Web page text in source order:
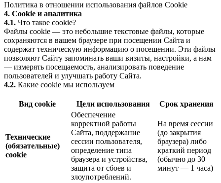
Политика в отношении использования файлов Cookie
4. Cookie и аналитика
4.1. Что такое cookie?
Файлы cookie — это небольшие текстовые файлы, которые
сохраняются в вашем браузере при посещении Сайта и
содержат техническую информацию о посещении. Эти файлы
позволяют Сайту запоминать ваши визиты, настройки, а нам
— измерять посещаемость, анализировать поведение
пользователей и улучшать работу Сайта.
4.2. Какие cookie мы используем
Вид cookie Цели использования Срок хранения
Технические
(обязательные)
cookie
Обеспечение
корректной работы
Сайта, поддержание
сессии пользователя,
определение типа
браузера и устройства,
защита от сбоев и
злоупотреблений.
На время сессии
(до закрытия
браузера) либо
краткий период
(обычно до 30
минут — 1 часа)